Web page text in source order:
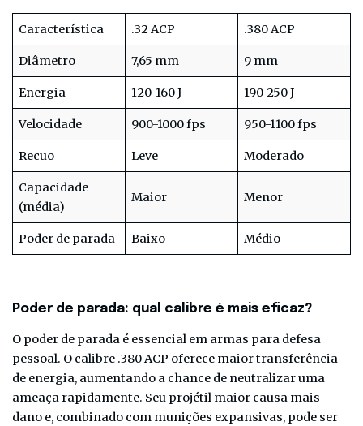
Característica .32 ACP .380 ACP
Diâmetro 7,65 mm 9 mm
Energia 120-160 J 190-250 J
Velocidade 900-1000 fps 950-1100 fps
Recuo Leve Moderado
Capacidade
(média)
Maior Menor
Poder de parada Baixo Médio
Poder de parada: qual calibre é mais eficaz?
O poder de parada é essencial em armas para defesa
pessoal. O calibre .380 ACP oferece maior transferência
de energia, aumentando a chance de neutralizar uma
ameaça rapidamente. Seu projétil maior causa mais
dano e, combinado com munições expansivas, pode ser